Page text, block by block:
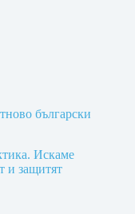
български